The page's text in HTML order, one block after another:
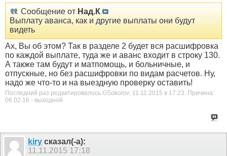
Сообщение от Над.К
Выплату аванса, как и другие выплаты они будут
видеть
Ах, Вы об этом? Так в разделе 2 будет вся расшифровка
по каждой выплате, туда же и аванс входит в строку 130.
А также там будут и матпомощь, и больничные, и
отпускные, но без расшифровки по видам расчетов. Ну,
надо же что-то и на выездную проверку оставить!
Последний раз редактировалось GSokolov; 11.11.2015 в 17:23 Причина:
06.02.16 - выходной
kiry сказал(-а):
11.11.2015 17:18